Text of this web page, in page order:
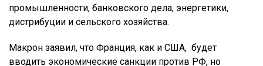
промышленности, банковского дела, энергетики,
дистрибуции и сельского хозяйства.
Макрон заявил, что Франция, как и США, будет
вводить экономические санкции против РФ, но